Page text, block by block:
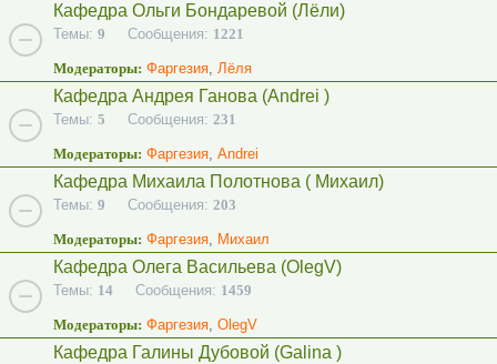
Кафедра Ольги Бондаревой (Лёли)
Темы: 9 Сообщения: 1221
Модераторы: Фаргезия, Лёля
Кафедра Андрея Ганова (Andrei )
Темы: 5 Сообщения: 231
Модераторы: Фаргезия, Andrei
Кафедра Михаила Полотнова ( Михаил)
Темы: 9 Сообщения: 203
Модераторы: Фаргезия, Михаил
Кафедра Олега Васильева (OlegV)
Темы: 14 Сообщения: 1459
Модераторы: Фаргезия, OlegV
Кафедра Галины Дубовой (Galina )